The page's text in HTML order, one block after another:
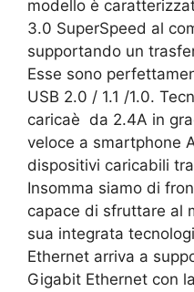
modello è
3.0 SuperSpeed al
supportando un
Esse sono
USB 2.0 / 1.1 /1.0.
caricaè da 2.4A in
veloce a smartphone
dispositivi caricabili
Insomma siamo di
capace di sfruttare al
sua integrata
Ethernet arriva a
Gigabit Ethernet con